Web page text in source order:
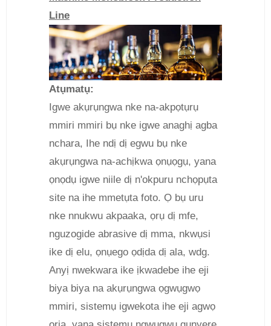
Line
Atụmatụ:
Igwe akụrụngwa nke na-akpọtụrụ
mmiri mmiri bụ nke igwe anaghị agba
nchara, Ihe ndị dị egwu bụ nke
akụrụngwa na-achịkwa ọnụọgụ, yana
ọnọdụ igwe niile dị n'okpuru nchọpụta
site na ihe mmetụta foto. Ọ bụ uru
nke nnukwu akpaaka, ọrụ dị mfe,
nguzogide abrasive dị mma, nkwụsi
ike dị elu, ọnụego ọdịda dị ala, wdg.
Anyị nwekwara ike ịkwadebe ihe eji
biya biya na akụrụngwa ọgwụgwọ
mmiri, sistemụ igwekota ihe eji agwọ